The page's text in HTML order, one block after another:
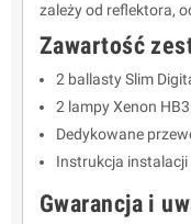
zależy od reflektora,
Zawartość
2 ballasty Slim
2 lampy Xenon
Dedykowane
Instrukcja instalacji
Gwarancja i